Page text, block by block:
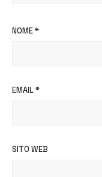
NOME*
EMAIL*
SITO WEB